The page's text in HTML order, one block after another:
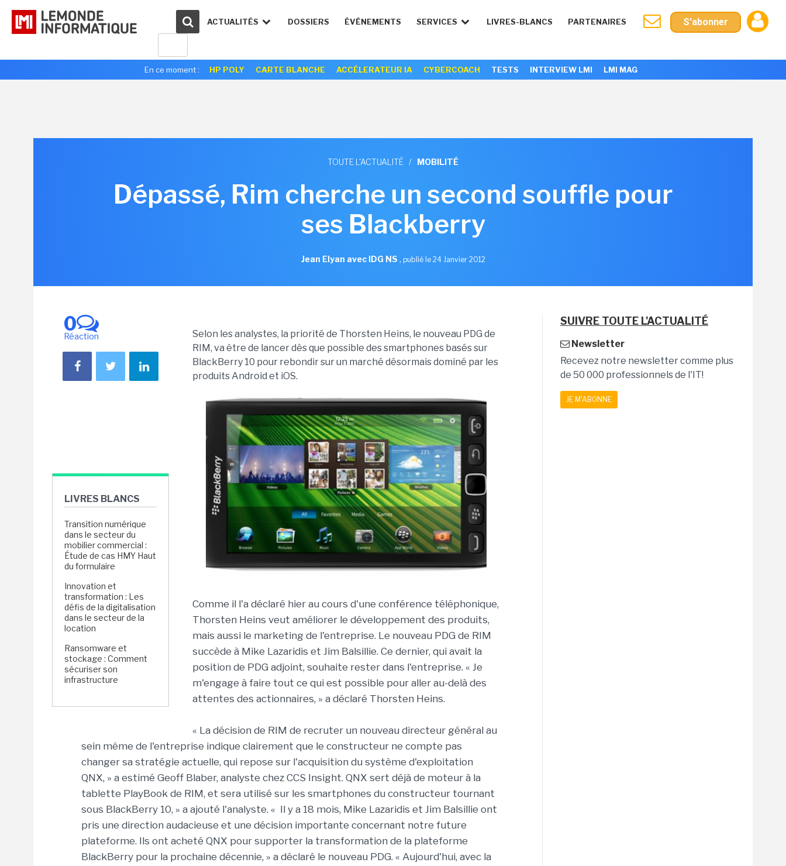
ACTUALITÉS DOSSIERS ÉVÉNEMENTS SERVICES LIVRES-BLANCS PARTENAIRES S'abonner
En ce moment : HP POLY CARTE BLANCHE ACCÉLERATEUR IA CYBERCOACH TESTS INTERVIEW LMI LMI MAG
TOUTE L'ACTUALITÉ / MOBILITÉ
Dépassé, Rim cherche un second souffle pour
ses Blackberry
Jean Elyan avec IDG NS , publié le 24 Janvier 2012
0
Réaction
LIVRES BLANCS
Transition numérique
dans le secteur du
mobilier commercial :
Étude de cas HMY Haut
du formulaire
Innovation et
transformation : Les
défis de la digitalisation
dans le secteur de la
location
Ransomware et
stockage : Comment
sécuriser son
infrastructure
Selon les analystes, la priorité de Thorsten Heins, le nouveau PDG de
RIM, va être de lancer dès que possible des smartphones basés sur
BlackBerry 10 pour rebondir sur un marché désormais dominé par les
produits Android et iOS.
Comme il l'a déclaré hier au cours d'une conférence téléphonique,
Thorsten Heins veut améliorer le développement des produits,
mais aussi le marketing de l'entreprise. Le nouveau PDG de RIM
succède à Mike Lazaridis et Jim Balsillie. Ce dernier, qui avait la
position de PDG adjoint, souhaite rester dans l'entreprise. « Je
m'engage à faire tout ce qui est possible pour aller au-delà des
attentes des actionnaires, » a déclaré Thorsten Heins.
« La décision de RIM de recruter un nouveau directeur général au
sein même de l'entreprise indique clairement que le constructeur ne compte pas
changer sa stratégie actuelle, qui repose sur l'acquisition du système d'exploitation
QNX, » a estimé Geoff Blaber, analyste chez CCS Insight. QNX sert déjà de moteur à la
tablette PlayBook de RIM, et sera utilisé sur les smartphones du constructeur tournant
sous BlackBerry 10, » a ajouté l'analyste. « Il y a 18 mois, Mike Lazaridis et Jim Balsillie ont
pris une direction audacieuse et une décision importante concernant notre future
plateforme. Ils ont acheté QNX pour supporter la transformation de la plateforme
BlackBerry pour la prochaine décennie, » a déclaré le nouveau PDG. « Aujourd'hui, avec la
SUIVRE TOUTE L'ACTUALITÉ
Newsletter
Recevez notre newsletter comme plus
de 50 000 professionnels de l'IT!
JE M'ABONNE